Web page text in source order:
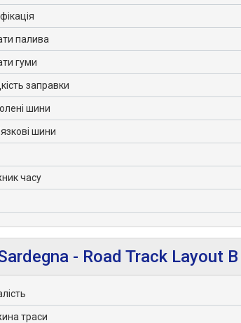
палива
гуми
заправки
шини
шини
часу
- Road Track Layout B
траси